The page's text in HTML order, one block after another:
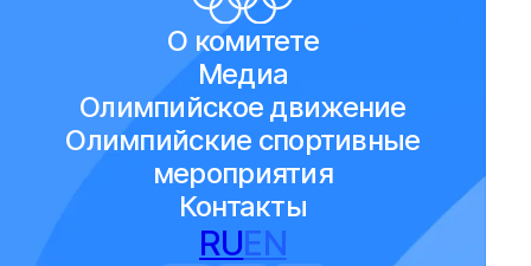
О комитете
Медиа
Олимпийское движение
Олимпийские спортивные
мероприятия
Контакты
RUEN